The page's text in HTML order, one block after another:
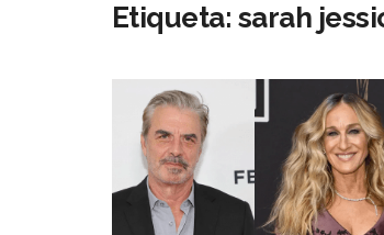
Etiqueta: sarah